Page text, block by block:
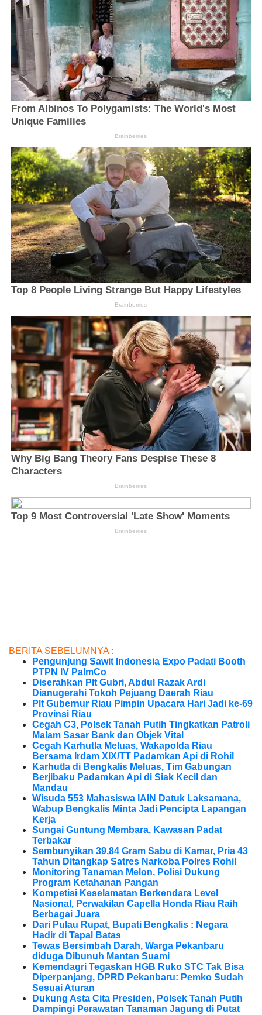
BERITA SEBELUMNYA :
Pengunjung Sawit Indonesia Expo Padati Booth
PTPN IV PalmCo
Diserahkan Plt Gubri, Abdul Razak Ardi
Dianugerahi Tokoh Pejuang Daerah Riau
Plt Gubernur Riau Pimpin Upacara Hari Jadi ke-69
Provinsi Riau
Cegah C3, Polsek Tanah Putih Tingkatkan Patroli
Malam Sasar Bank dan Objek Vital
Cegah Karhutla Meluas, Wakapolda Riau
Bersama Irdam XIX/TT Padamkan Api di Rohil
Karhutla di Bengkalis Meluas, Tim Gabungan
Berjibaku Padamkan Api di Siak Kecil dan
Mandau
Wisuda 553 Mahasiswa IAIN Datuk Laksamana,
Wabup Bengkalis Minta Jadi Pencipta Lapangan
Kerja
Sungai Guntung Membara, Kawasan Padat
Terbakar
Sembunyikan 39,84 Gram Sabu di Kamar, Pria 43
Tahun Ditangkap Satres Narkoba Polres Rohil
Monitoring Tanaman Melon, Polisi Dukung
Program Ketahanan Pangan
Kompetisi Keselamatan Berkendara Level
Nasional, Perwakilan Capella Honda Riau Raih
Berbagai Juara
Dari Pulau Rupat, Bupati Bengkalis : Negara
Hadir di Tapal Batas
Tewas Bersimbah Darah, Warga Pekanbaru
diduga Dibunuh Mantan Suami
Kemendagri Tegaskan HGB Ruko STC Tak Bisa
Diperpanjang, DPRD Pekanbaru: Pemko Sudah
Sesuai Aturan
Dukung Asta Cita Presiden, Polsek Tanah Putih
Dampingi Perawatan Tanaman Jagung di Putat